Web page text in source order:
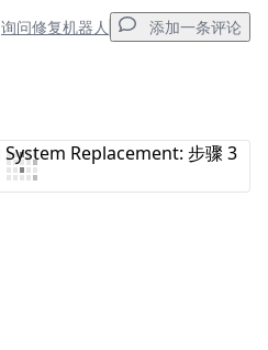
询问修复机器人 添加一条评论